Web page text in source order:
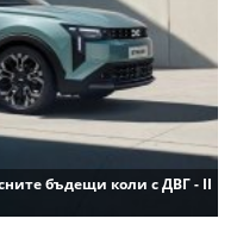
бъдещи коли с ДВГ - II